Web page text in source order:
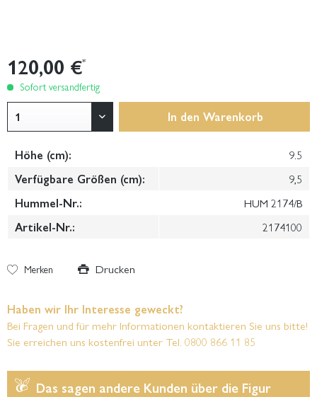
120,00 €*
Sofort versandfertig
In den Warenkorb
Höhe (cm):
9.5
Verfügbare Größen (cm):
9,5
Hummel-Nr.:
HUM 2174/B
Artikel-Nr.:
2174100
Merken Drucken
Haben wir Ihr Interesse geweckt?
Bei Fragen und für mehr Informationen kontaktieren Sie uns bitte!
Sie erreichen uns kostenfrei unter Tel. 0800 866 11 85
Das sagen andere Kunden über die Figur